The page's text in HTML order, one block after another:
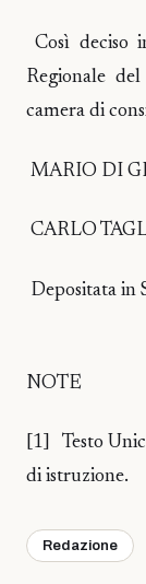
Così deciso
Regionale
camera di
MARIO DI
CARLO
Depositata in
NOTE
[1] Testo
di istruzione.
Redazione